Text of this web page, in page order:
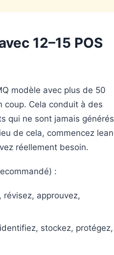
12–15 POS
modèle avec plus de 50
coup. Cela conduit à des
qui ne sont jamais générés
de cela, commencez lean
réellement besoin.
:
approuvez,
stockez, protégez,